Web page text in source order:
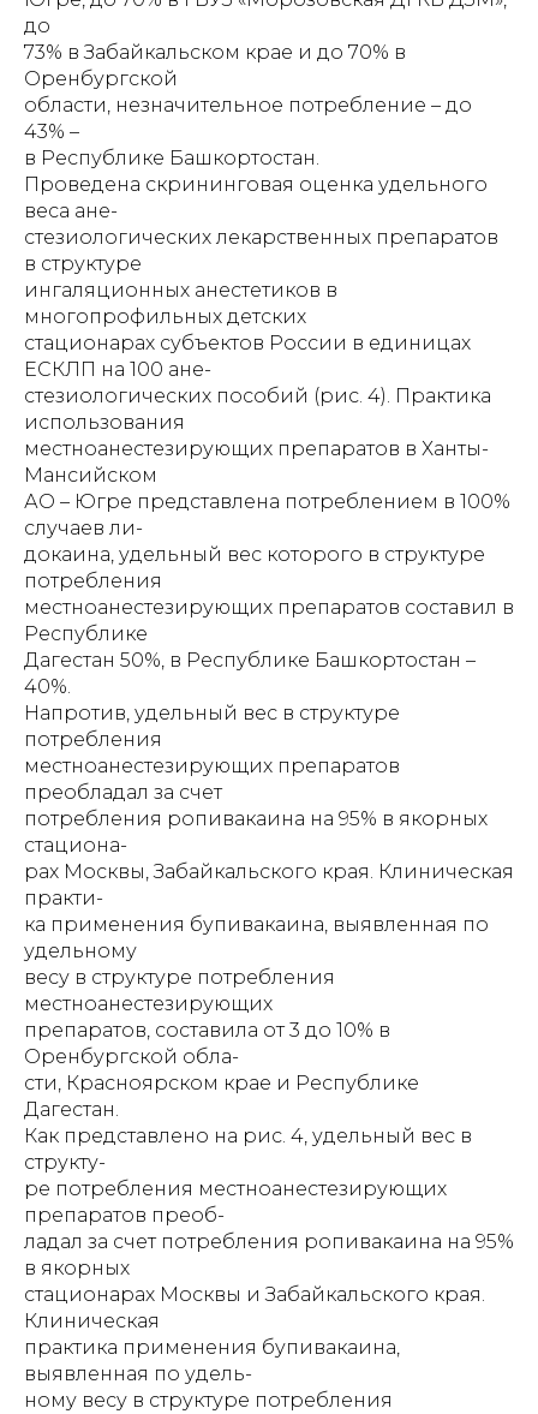
до
73% в Забайкальском крае и до 70% в
Оренбургской
области, незначительное потребление – до
43% –
в Республике Башкортостан.
Проведена скрининговая оценка удельного
веса ане-
стезиологических лекарственных препаратов
в структуре
ингаляционных анестетиков в
многопрофильных детских
стационарах субъектов России в единицах
ЕСКЛП на 100 ане-
стезиологических пособий (рис. 4). Практика
использования
местноанестезирующих препаратов в Ханты-
Мансийском
АО – Югре представлена потреблением в 100%
случаев ли-
докаина, удельный вес которого в структуре
потребления
местноанестезирующих препаратов составил в
Республике
Дагестан 50%, в Республике Башкортостан –
40%.
Напротив, удельный вес в структуре
потребления
местноанестезирующих препаратов
преобладал за счет
потребления ропивакаина на 95% в якорных
стациона-
рах Москвы, Забайкальского края. Клиническая
практи-
ка применения бупивакаина, выявленная по
удельному
весу в структуре потребления
местноанестезирующих
препаратов, составила от 3 до 10% в
Оренбургской обла-
сти, Красноярском крае и Республике
Дагестан.
Как представлено на рис. 4, удельный вес в
структу-
ре потребления местноанестезирующих
препаратов преоб-
ладал за счет потребления ропивакаина на 95%
в якорных
стационарах Москвы и Забайкальского края.
Клиническая
практика применения бупивакаина,
выявленная по удель-
ному весу в структуре потребления